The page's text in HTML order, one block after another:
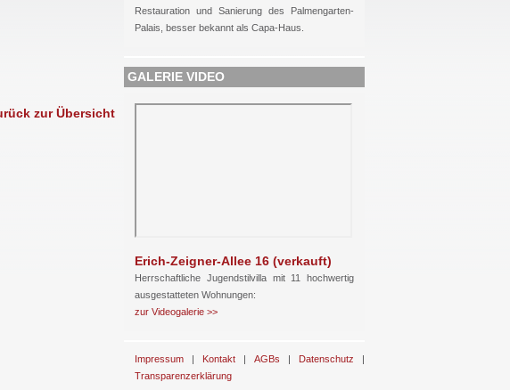
zur Übersicht
Restauration und Sanierung des Palmengarten-
Palais, besser bekannt als Capa-Haus.
GALERIE VIDEO
Erich-Zeigner-Allee 16 (verkauft)
Herrschaftliche Jugendstilvilla mit 11 hochwertig
ausgestatteten Wohnungen:
zur Videogalerie >>
Impressum | Kontakt | AGBs | Datenschutz |
Transparenzerklärung